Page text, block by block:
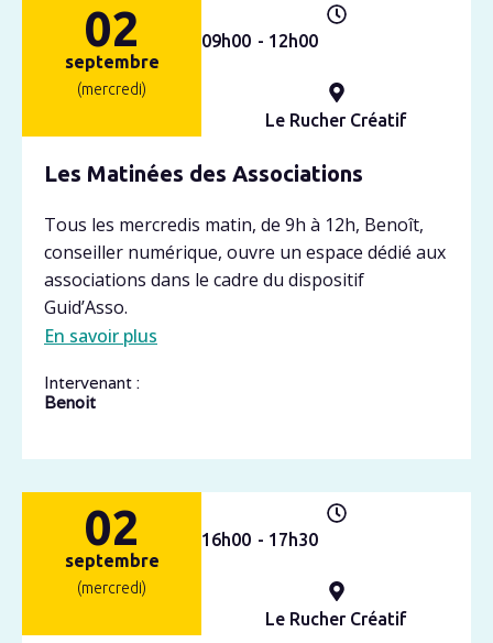
02
septembre
(mercredi)
09h00 - 12h00
Le Rucher Créatif
Les Matinées des Associations
Tous les mercredis matin, de 9h à 12h, Benoît,
conseiller numérique, ouvre un espace dédié aux
associations dans le cadre du dispositif
Guid’Asso.
En savoir plus
Intervenant :
Benoit
02
septembre
(mercredi)
16h00 - 17h30
Le Rucher Créatif